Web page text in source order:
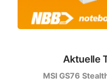
Aktuelle
MSI GS76